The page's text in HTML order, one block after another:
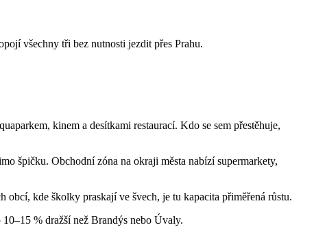
všechny tři bez nutnosti jezdit přes Prahu.
kinem a desítkami restaurací. Kdo se sem přestěhuje,
špičku. Obchodní zóna na okraji města nabízí supermarkety,
kde školky praskají ve švech, je tu kapacita přiměřená růstu.
% dražší než Brandýs nebo Úvaly.